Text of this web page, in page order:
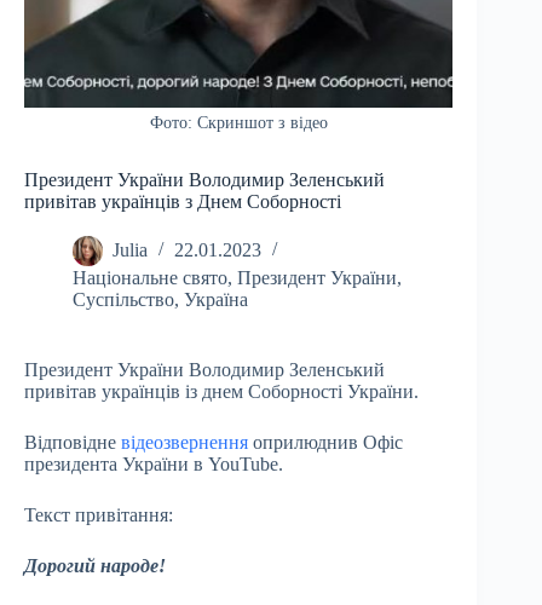
Фото: Скриншот з відео
Президент України Володимир Зеленський
привітав українців з Днем Соборності
Julia
22.01.2023
Національне свято, Президент України,
Суспільство, Україна
Президент України Володимир Зеленський
привітав українців із днем Соборності України.
Відповідне відеозвернення оприлюднив Офіс
президента України в YouTube.
Текст привітання:
Дорогий народе!